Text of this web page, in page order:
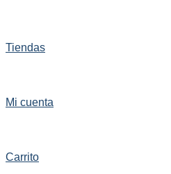
Tiendas
Mi cuenta
Carrito